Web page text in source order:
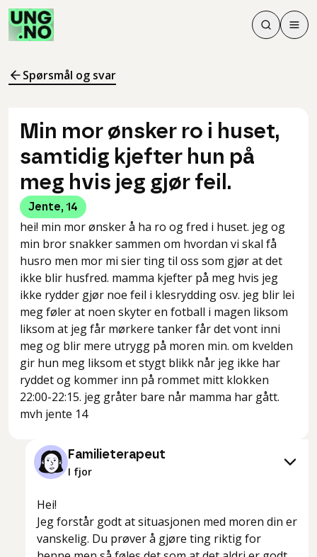
Søk
Søk
Meny
Spørsmål og svar
Min mor ønsker ro i huset,
samtidig kjefter hun på
meg hvis jeg gjør feil.
Jente, 14
hei! min mor ønsker å ha ro og fred i huset. jeg og
min bror snakker sammen om hvordan vi skal få
husro men mor mi sier ting til oss som gjør at det
ikke blir husfred. mamma kjefter på meg hvis jeg
ikke rydder gjør noe feil i klesrydding osv. jeg blir lei
meg føler at noen skyter en fotball i magen liksom
liksom at jeg får mørkere tanker får det vont inni
meg og blir mere utrygg på moren min. om kvelden
gir hun meg liksom et stygt blikk når jeg ikke har
ryddet og kommer inn på rommet mitt klokken
22:00-22:15. jeg gråter bare når mamma har gått.
Familieterapeut
I fjor
Hei!
Jeg forstår godt at situasjonen med moren din er
vanskelig. Du prøver å gjøre ting riktig for